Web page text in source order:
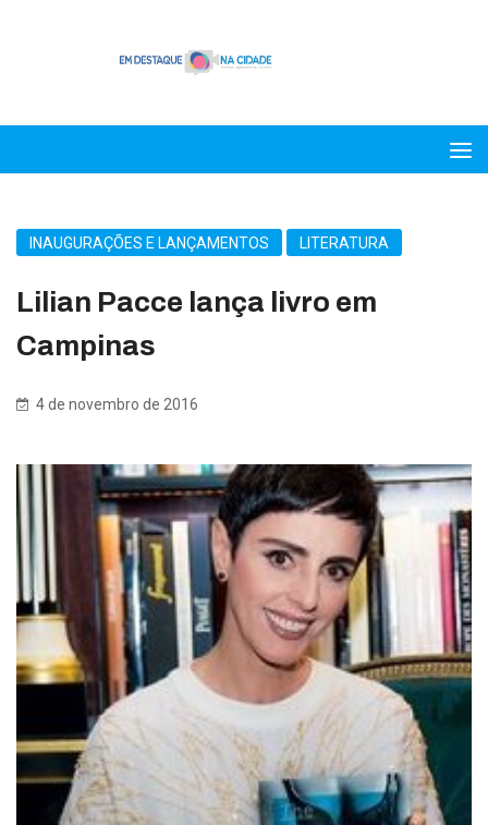
INAUGURAÇÕES E LANÇAMENTOS LITERATURA
Lilian Pacce lança livro em
Campinas
4 de novembro de 2016